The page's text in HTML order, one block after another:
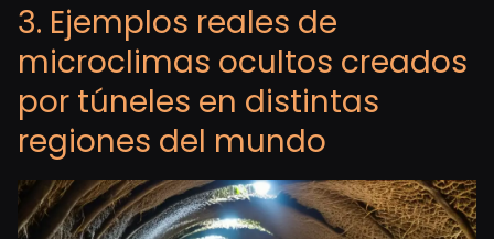
3. Ejemplos reales de
microclimas ocultos creados
por túneles en distintas
regiones del mundo